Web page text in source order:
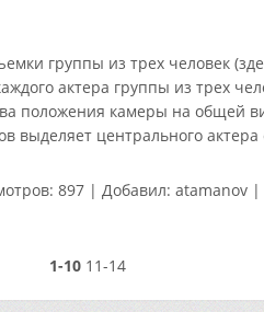
группы из трех человек
актера группы из трех
положения камеры на общей
выделяет центрального
897 | Добавил: atamanov |
1-10 11-14